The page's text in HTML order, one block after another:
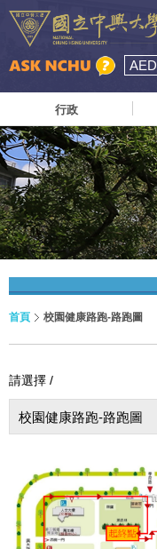
AED
行政
首頁 校園健康路跑-路跑圖
請選擇 /
校園健康路跑-路跑圖